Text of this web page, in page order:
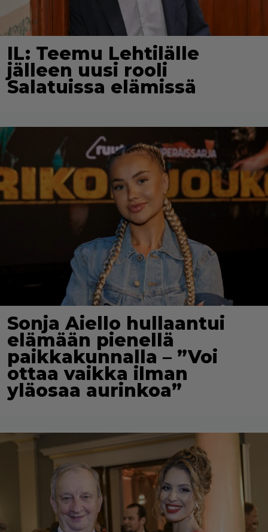
IL: Teemu Lehtilälle
jälleen uusi rooli
Salatuissa elämissä
Sonja Aiello hullaantui
elämään pienellä
paikkakunnalla – ”Voi
ottaa vaikka ilman
yläosaa aurinkoa”